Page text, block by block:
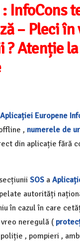
InfoCons
– Pleci în
? Atenție
Aplicației Europene
, numerele de
din aplicație fără
SOS a
autorități
în cazul în care
neregulă (
, pompieri ,